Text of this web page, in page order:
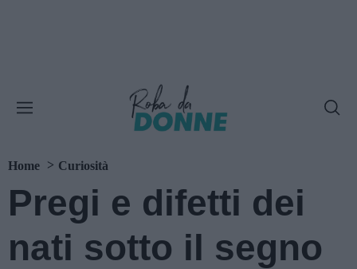
Home Curiosità
Pregi e difetti dei
nati sotto il segno